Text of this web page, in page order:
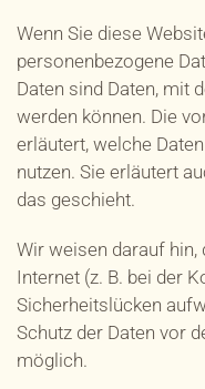
Wenn Sie diese
personenbezogene
Daten sind Daten, mit
werden können. Die
erläutert, welche
nutzen. Sie erläutert
das geschieht.
Wir weisen darauf hin,
Internet (z. B. bei der
Sicherheitslücken
Schutz der Daten vor
möglich.